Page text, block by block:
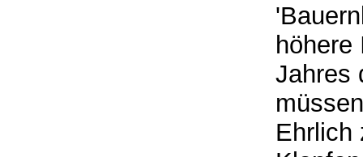
Jahres
Ehrlich